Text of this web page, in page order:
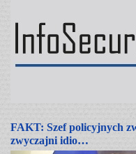
FAKT: Szef policyjnych
zwyczajni idio…